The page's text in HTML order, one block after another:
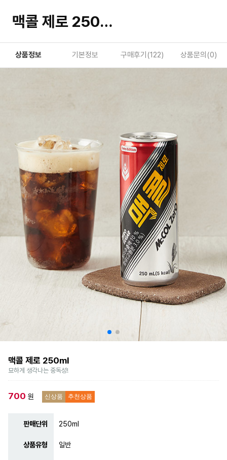
맥콜 제로 250ml
상품정보 기본정보 구매후기(122) 상품문의(0)
맥콜 제로 250ml
묘하게 생각나는 중독성!
700 원 신상품 추천상품
판매단위 250ml
상품유형 일반